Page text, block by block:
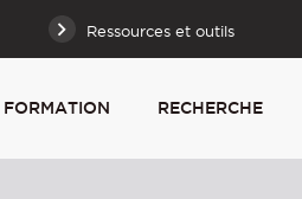
Ressources et outils
FORMATION RECHERCHE